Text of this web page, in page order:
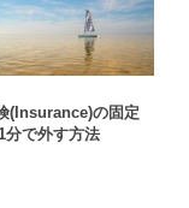
(Insurance)の固定
分で外す方法